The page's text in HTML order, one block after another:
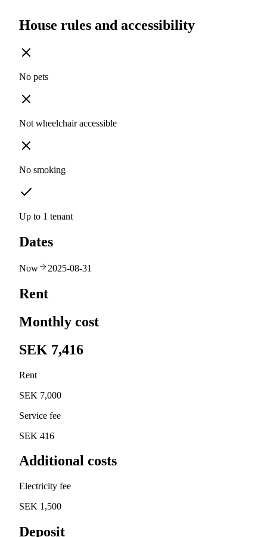
House rules and accessibility
No pets
Not wheelchair accessible
No smoking
Up to 1 tenant
Dates
Now 2025-08-31
Rent
Monthly cost
SEK 7,416
Rent
SEK 7,000
Service fee
SEK 416
Additional costs
Electricity fee
SEK 1,500
Deposit